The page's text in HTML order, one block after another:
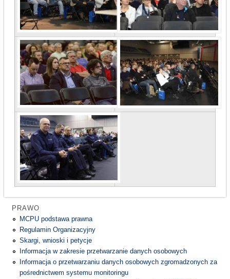
PRAWO
MCPU podstawa prawna
Regulamin Organizacyjny
Skargi, wnioski i petycje
Informacja w zakresie przetwarzanie danych osobowych
Informacja o przetwarzaniu danych osobowych zgromadzonych za
pośrednictwem systemu monitoringu